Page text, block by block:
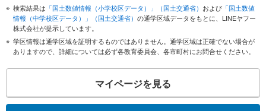
検索結果は 「国土数値情報（小学校区データ）」（国土交通省） および 「国土数値
情報（中学校区データ）」（国土交通省） の通学区域データをもとに、LINEヤフー
株式会社が提示しています。
学区情報は通学区域を証明するものではありません。通学区域は正確でない場合が
ありますので、詳細については必ず各教育委員会、各市町村にお問合せください。
マイページを見る